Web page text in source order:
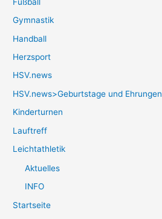
Gymnastik
Handball
Herzsport
HSV.news
HSV.news>Geburtstage und Ehrungen
Kinderturnen
Lauftreff
Leichtathletik
Aktuelles
INFO
Startseite